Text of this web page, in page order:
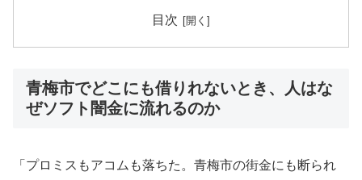
目次
青梅市でどこにも借りれないとき、人はな
ぜソフト闇金に流れるのか
「プロミスもアコムも落ちた。青梅市の街金にも断られ